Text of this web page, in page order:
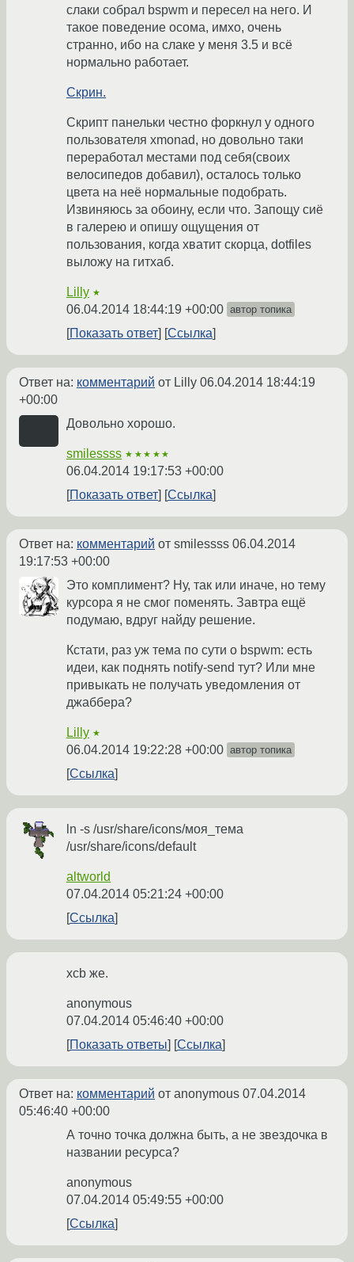
слаки собрал bspwm и пересел на него. И
такое поведение осома, имхо, очень
странно, ибо на слаке у меня 3.5 и всё
нормально работает.
Скрин.
Скрипт панельки честно форкнул у одного
пользователя xmonad, но довольно таки
переработал местами под себя(своих
велосипедов добавил), осталось только
цвета на неё нормальные подобрать.
Извиняюсь за обоину, если что. Запощу сиё
в галерею и опишу ощущения от
пользования, когда хватит скорца, dotfiles
выложу на гитхаб.
Lilly ★
06.04.2014 18:44:19 +00:00 автор топика
Показать ответ Ссылка
Ответ на: комментарий от Lilly 06.04.2014 18:44:19
+00:00
Довольно хорошо.
smilessss ★★★★★
06.04.2014 19:17:53 +00:00
Показать ответ
Ссылка
Ответ на: комментарий от smilessss 06.04.2014
19:17:53 +00:00
Это комплимент? Ну, так или иначе, но тему
курсора я не смог поменять. Завтра ещё
подумаю, вдруг найду решение.
Кстати, раз уж тема по сути о bspwm: есть
идеи, как поднять notify-send тут? Или мне
привыкать не получать уведомления от
джаббера?
Lilly ★
06.04.2014 19:22:28 +00:00 автор топика
Ссылка
ln -s /usr/share/icons/моя_тема
/usr/share/icons/default
altworld
07.04.2014 05:21:24 +00:00
Ссылка
xcb же.
anonymous
07.04.2014 05:46:40 +00:00
Показать ответы
Ссылка
Ответ на: комментарий от anonymous 07.04.2014
05:46:40 +00:00
А точно точка должна быть, а не звездочка в
названии ресурса?
anonymous
07.04.2014 05:49:55 +00:00
Ссылка